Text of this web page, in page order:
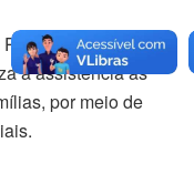
– Programa de
a assistência as
por meio de